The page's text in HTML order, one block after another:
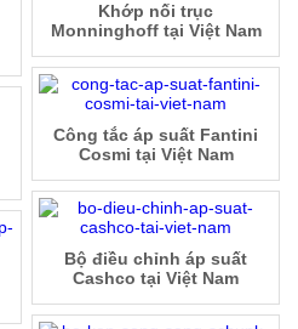
Khớp nối trục
Monninghoff tại Việt Nam
Công tắc áp suất Fantini
Cosmi tại Việt Nam
Bộ điều chỉnh áp suất
Cashco tại Việt Nam